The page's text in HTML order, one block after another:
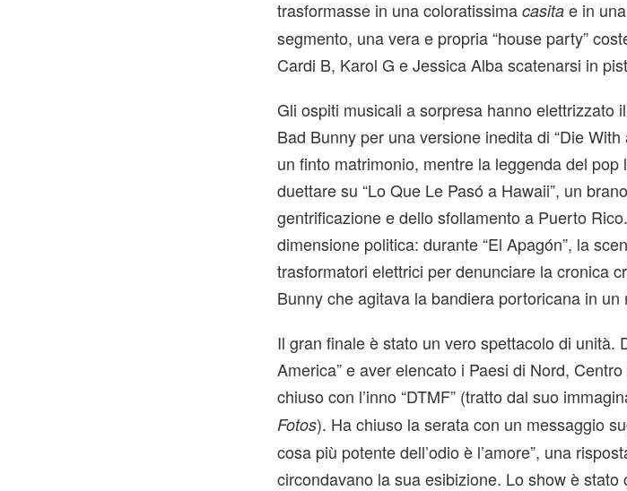
trasformasse in una coloratissimacasita e in
segmento, una vera e propria “house party”
Cardi B, Karol G e Jessica Alba scatenarsi in
Gli ospiti musicali a sorpresa hanno elettrizzato
Bad Bunny per una versione inedita di “Die
un finto matrimonio, mentre la leggenda del
duettare su “Lo Que Le Pasó a Hawaii”, un
gentrificazione e dello sfollamento a Puerto
dimensione politica: durante “El Apagón”, la
trasformatori elettrici per denunciare la cronica
Bunny che agitava la bandiera portoricana in
Il gran finale è stato un vero spettacolo di unità.
America” e aver elencato i Paesi di Nord,
chiuso con l’inno “DTMF” (tratto dal suo
Fotos). Ha chiuso la serata con un messaggio
cosa più potente dell’odio è l’amore”, una
circondavano la sua esibizione. Lo show è